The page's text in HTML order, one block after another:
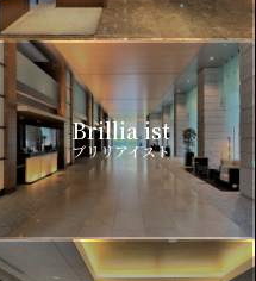
Brillia ist
ブリリアイスト